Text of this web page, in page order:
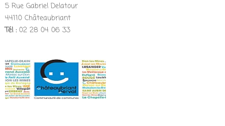
5 Rue Gabriel Delatour
44110 Châteaubriant
Tél :02 28 04 06 33